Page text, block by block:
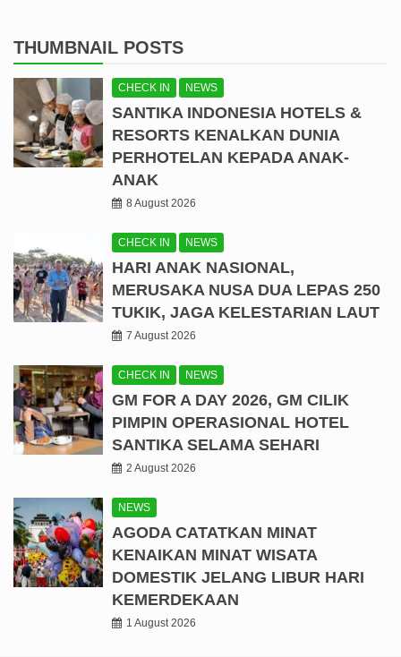
THUMBNAIL POSTS
CHECK IN NEWS
SANTIKA INDONESIA HOTELS &
RESORTS KENALKAN DUNIA
PERHOTELAN KEPADA ANAK-
ANAK
8 August 2026
CHECK IN NEWS
HARI ANAK NASIONAL,
MERUSAKA NUSA DUA LEPAS 250
TUKIK, JAGA KELESTARIAN LAUT
7 August 2026
CHECK IN NEWS
GM FOR A DAY 2026, GM CILIK
PIMPIN OPERASIONAL HOTEL
SANTIKA SELAMA SEHARI
2 August 2026
NEWS
AGODA CATATKAN MINAT
KENAIKAN MINAT WISATA
DOMESTIK JELANG LIBUR HARI
KEMERDEKAAN
1 August 2026